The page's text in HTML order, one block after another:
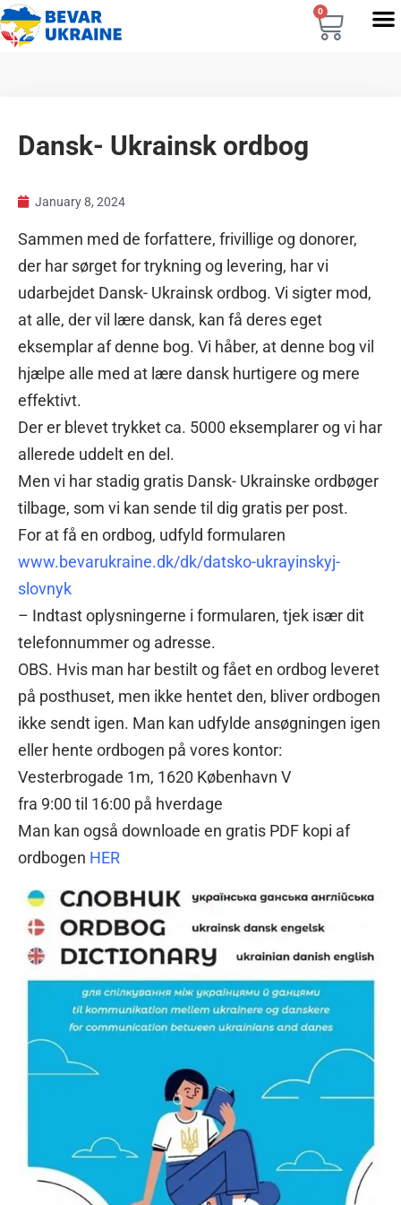
0
Dansk- Ukrainsk ordbog
January 8, 2024
Sammen med de forfattere, frivillige og donorer,
der har sørget for trykning og levering, har vi
udarbejdet Dansk- Ukrainsk ordbog. Vi sigter mod,
at alle, der vil lære dansk, kan få deres eget
eksemplar af denne bog. Vi håber, at denne bog vil
hjælpe alle med at lære dansk hurtigere og mere
effektivt.
Der er blevet trykket ca. 5000 eksemplarer og vi har
allerede uddelt en del.
Men vi har stadig gratis Dansk- Ukrainske ordbøger
tilbage, som vi kan sende til dig gratis per post.
For at få en ordbog, udfyld formularen
www.bevarukraine.dk/dk/datsko-ukrayinskyj-
slovnyk
– Indtast oplysningerne i formularen, tjek især dit
telefonnummer og adresse.
OBS. Hvis man har bestilt og fået en ordbog leveret
på posthuset, men ikke hentet den, bliver ordbogen
ikke sendt igen. Man kan udfylde ansøgningen igen
eller hente ordbogen på vores kontor:
Vesterbrogade 1m, 1620 København V
fra 9:00 til 16:00 på hverdage
Man kan også downloade en gratis PDF kopi af
ordbogen HER